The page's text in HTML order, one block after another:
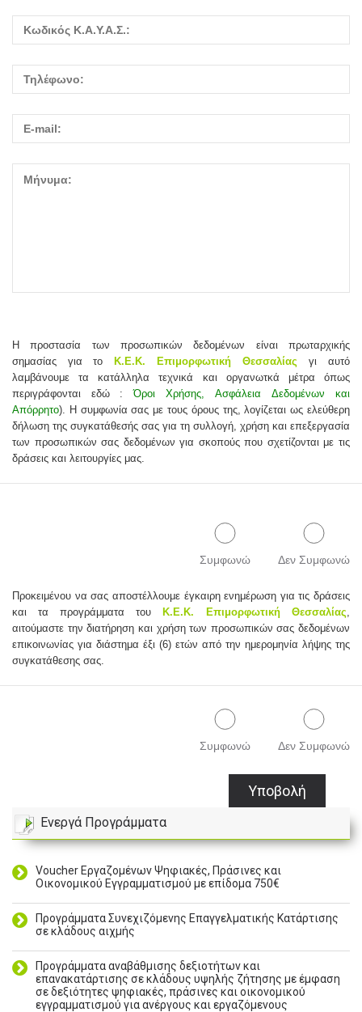
Η προστασία των προσωπικών δεδομένων είναι πρωταρχικής
σημασίας για το
Κ.Ε.Κ. Επιμορφωτική Θεσσαλίας γι αυτό
λαμβάνουμε τα κατάλληλα τεχνικά και οργανωτκά μέτρα όπως
περιγράφονται εδώ :Όροι Χρήσης, Ασφάλεια Δεδομένων και
Απόρρητο). Η συμφωνία σας με τους όρους της, λογίζεται ως ελεύθερη
δήλωση της συγκατάθεσής σας για τη συλλογή, χρήση και επεξεργασία
των προσωπικών σας δεδομένων για σκοπούς που σχετίζονται με τις
δράσεις και λειτουργίες μας.
Συμφωνώ Δεν Συμφωνώ
Προκειμένου να σας αποστέλλουμε έγκαιρη ενημέρωση για τις δράσεις
και τα προγράμματα του
Κ.Ε.Κ. Επιμορφωτική Θεσσαλίας,
αιτούμαστε την διατήρηση και χρήση των προσωπικών σας δεδομένων
επικοινωνίας για διάστημα έξι (6) ετών από την ημερομηνία λήψης της
συγκατάθεσης σας.
Συμφωνώ Δεν Συμφωνώ
Υποβολή
Ενεργά Προγράμματα
Voucher Εργαζομένων Ψηφιακές, Πράσινες και
Οικονομικού Εγγραμματισμού με επίδομα 750€
Προγράμματα Συνεχιζόμενης Επαγγελματικής Κατάρτισης
σε κλάδους αιχμής
Προγράμματα αναβάθμισης δεξιοτήτων και
επανακατάρτισης σε κλάδους υψηλής ζήτησης με έμφαση
σε δεξιότητες ψηφιακές, πράσινες και οικονομικού
εγγραμματισμού για ανέργους και εργαζόμενους